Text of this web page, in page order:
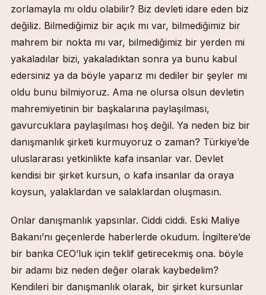
zorlamayla mı oldu olabilir? Biz devleti idare eden biz
değiliz. Bilmediğimiz bir açık mı var, bilmediğimiz bir
mahrem bir nokta mı var, bilmediğimiz bir yerden mi
yakaladılar bizi, yakaladıktan sonra ya bunu kabul
edersiniz ya da böyle yaparız mı dediler bir şeyler mi
oldu bunu bilmiyoruz. Ama ne olursa olsun devletin
mahremiyetinin bir başkalarına paylaşılması,
gavurcuklara paylaşılması hoş değil. Ya neden biz bir
danışmanlık şirketi kurmuyoruz o zaman? Türkiye’de
uluslararası yetkinlikte kafa insanlar var. Devlet
kendisi bir şirket kursun, o kafa insanlar da oraya
koysun, yalaklardan ve salaklardan oluşmasın.
Onlar danışmanlık yapsınlar. Ciddi ciddi. Eski Maliye
Bakanı’nı geçenlerde haberlerde okudum. İngiltere’de
bir banka CEO’luk için teklif getirecekmiş ona. böyle
bir adamı biz neden değer olarak kaybedelim?
Kendileri bir danışmanlık olarak, bir şirket kursunlar